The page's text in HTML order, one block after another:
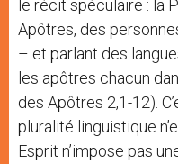
le récit spéculaire : la
Apôtres, des
– et parlant des
les apôtres chacun
des Apôtres 2,1-12).
pluralité linguistique
Esprit n’impose pas